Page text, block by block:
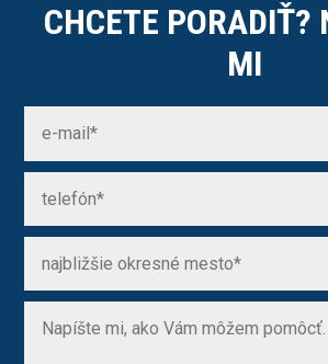
CHCETE PORADIŤ?
MI